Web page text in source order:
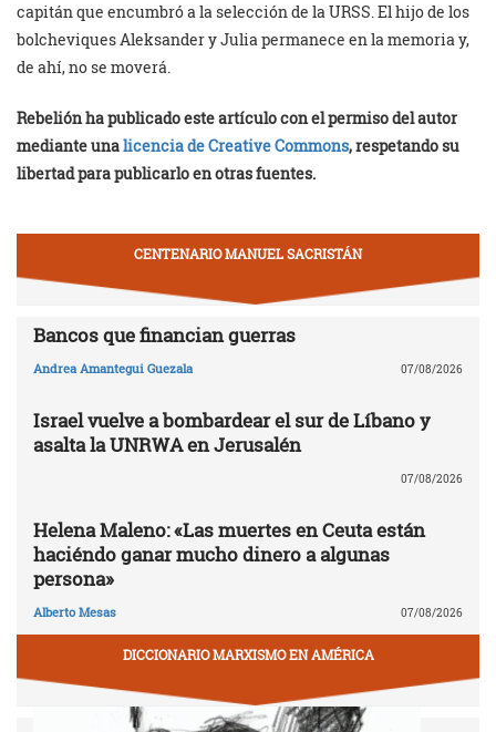
capitán que encumbró a la selección de la URSS. El hijo de los
bolcheviques Aleksander y Julia permanece en la memoria y,
de ahí, no se moverá.
Rebelión ha publicado este artículo con el permiso del autor
mediante unalicencia de Creative Commons, respetando su
libertad para publicarlo en otras fuentes.
CENTENARIO MANUEL SACRISTÁN
Bancos que financian guerras
Andrea Amantegui Guezala 07/08/2026
Israel vuelve a bombardear el sur de Líbano y
asalta la UNRWA en Jerusalén
07/08/2026
Helena Maleno: «Las muertes en Ceuta están
haciéndo ganar mucho dinero a algunas
persona»
Alberto Mesas 07/08/2026
DICCIONARIO MARXISMO EN AMÉRICA